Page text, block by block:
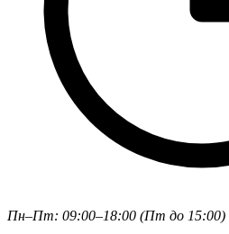
Пн–Пт: 09:00–18:00 (Пт до 15:00)